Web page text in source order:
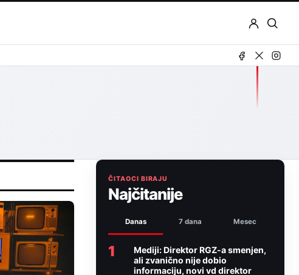
ČITAOCI BIRAJU
Najčitanije
Danas 7 dana Mesec
1
Mediji: Direktor RGZ-a smenjen,
ali zvanično nije dobio
informaciju, novi vd direktor